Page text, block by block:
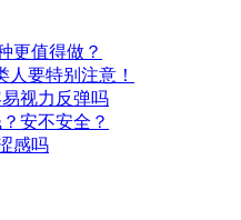
更值得做？
人要特别注意！
视力反弹吗
安不安全？
感吗